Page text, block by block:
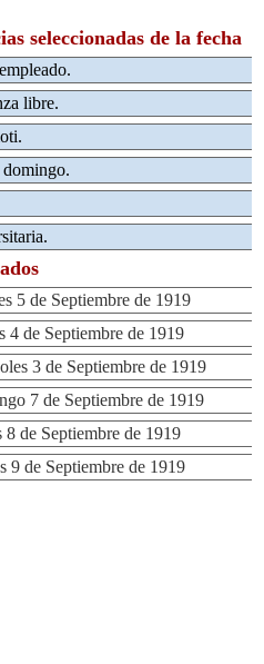
seleccionadas de la fecha
libre.
domingo.
5 de Septiembre de 1919
4 de Septiembre de 1919
3 de Septiembre de 1919
7 de Septiembre de 1919
de Septiembre de 1919
9 de Septiembre de 1919